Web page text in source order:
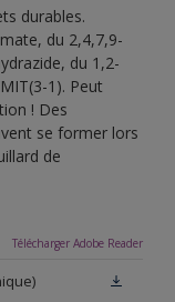
durables.
du 2,4,7,9-
du 1,2-
1). Peut
! Des
se former lors
de
Télécharger Adobe Reader